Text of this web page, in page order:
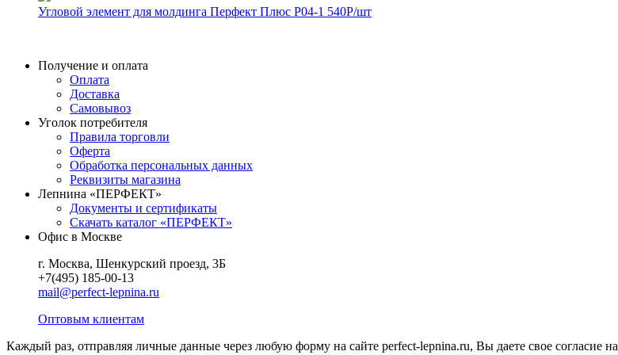
Угловой элемент для молдинга Перфект Плюс P04-1 540Р/шт
Получение и оплата
Оплата
Доставка
Самовывоз
Уголок потребителя
Правила торговли
Оферта
Обработка персональных данных
Реквизиты магазина
Лепнина «ПЕРФЕКТ»
Документы и сертификаты
Скачать каталог «ПЕРФЕКТ»
Офис в Москве
г. Москва, Шенкурский проезд, 3Б
+7(495) 185-00-13
mail@perfect-lepnina.ru
Оптовым клиентам
Каждый раз, отправляя личные данные через любую форму на сайте perfect-lepnina.ru, Вы даете свое согласие на